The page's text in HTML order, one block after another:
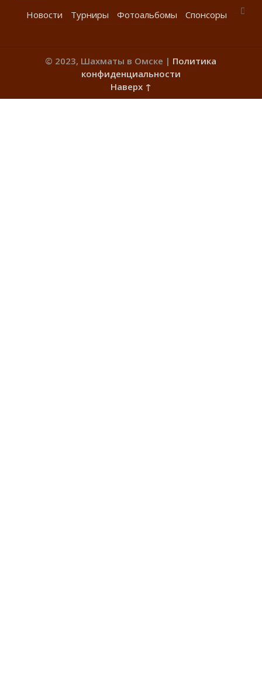
Новости Турниры Фотоальбомы Спонсоры
© 2023, Шахматы в Омске | Политика
конфиденциальности
Наверх ↑